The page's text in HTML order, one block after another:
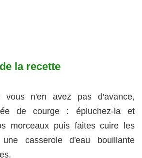
la recette
vous n'en avez pas d'avance,
de courge : épluchez-la et
morceaux puis faites cuire les
casserole d'eau bouillante